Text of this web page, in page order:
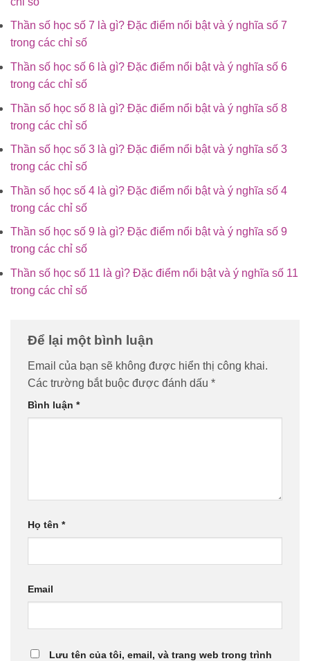
Thần số học số 7 là gì? Đặc điểm nổi bật và ý nghĩa số 7
trong các chỉ số
Thần số học số 6 là gì? Đặc điểm nổi bật và ý nghĩa số 6
trong các chỉ số
Thần số học số 8 là gì? Đặc điểm nổi bật và ý nghĩa số 8
trong các chỉ số
Thần số học số 3 là gì? Đặc điểm nổi bật và ý nghĩa số 3
trong các chỉ số
Thần số học số 4 là gì? Đặc điểm nổi bật và ý nghĩa số 4
trong các chỉ số
Thần số học số 9 là gì? Đặc điểm nổi bật và ý nghĩa số 9
trong các chỉ số
Thần số học số 11 là gì? Đặc điểm nổi bật và ý nghĩa số 11
trong các chỉ số
Để lại một bình luận
Email của bạn sẽ không được hiển thị công khai.
Các trường bắt buộc được đánh dấu *
Bình luận *
Họ tên *
Email
Lưu tên của tôi, email, và trang web trong trình